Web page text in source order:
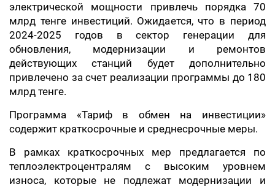
электрической мощности привлечь порядка 70
млрд тенге инвестиций. Ожидается, что в период
2024-2025 годов в сектор генерации для
обновления, модернизации и ремонтов
действующих станций будет дополнительно
привлечено за счет реализации программы до 180
млрд тенге.
Программа «Тариф в обмен на инвестиции»
содержит краткосрочные и среднесрочные меры.
В рамках краткосрочных мер предлагается по
теплоэлектроцентралям с высоким уровнем
износа, которые не подлежат модернизации и